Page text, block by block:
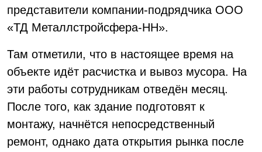
представители компании-подрядчика ООО
«ТД Металлстройсфера-НН».
Там отметили, что в настоящее время на
объекте идёт расчистка и вывоз мусора. На
эти работы сотрудникам отведён месяц.
После того, как здание подготовят к
монтажу, начнётся непосредственный
ремонт, однако дата открытия рынка после